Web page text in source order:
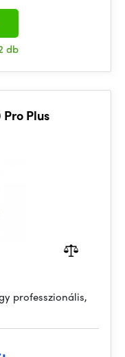
db
Plus
professzionális,